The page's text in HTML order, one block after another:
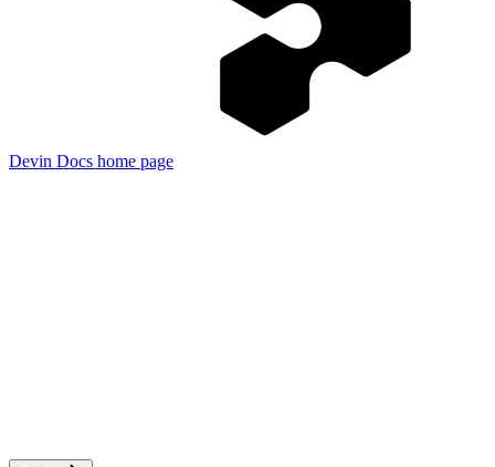
Devin Docs home page